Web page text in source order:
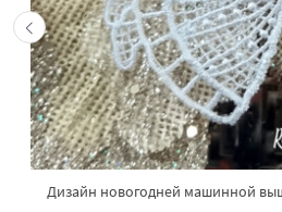
Дизайн новогодней машинной